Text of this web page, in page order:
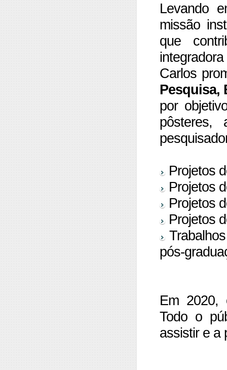
Levando
missão
que
Carlos
Pesquisa,
por
pôsteres,
Projetos
Projetos
Projetos
Projetos
pós-
Em 2020,
Todo o
assistir e a